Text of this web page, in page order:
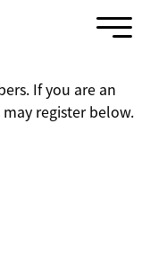
If you are an
register below.